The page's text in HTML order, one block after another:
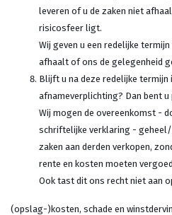
leveren of u de zaken niet
risicosfeer ligt.
Wij geven u een redelijke
afhaalt of ons de gelegenheid
Blijft u na deze redelijke termijn
afnameverplichting? Dan bent u
Wij mogen de overeenkomst -
schriftelijke verklaring -
zaken aan derden verkopen,
rente en kosten moeten
Ook tast dit ons recht niet aan
(opslag-)kosten, schade en